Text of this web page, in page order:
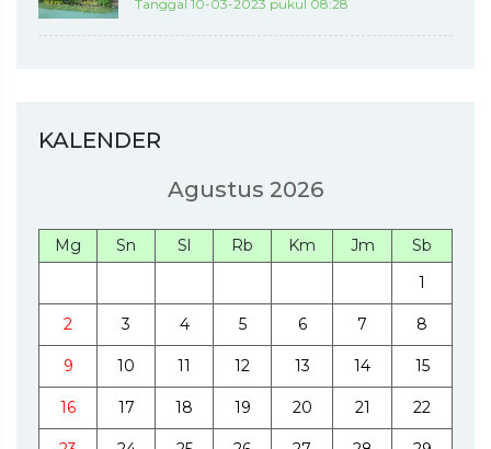
Tanggal 10-03-2023 pukul 08:28
KALENDER
Agustus 2026
Mg Sn Sl Rb Km Jm
Sb
1
2 3 4 5 6 7 8
9 10 11 12 13 14 15
16 17 18 19 20 21 22